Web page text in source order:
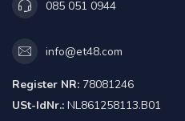
085 051 0944
info@et48.com
Register NR: 78081246
USt-IdNr.: NL861258113.B01